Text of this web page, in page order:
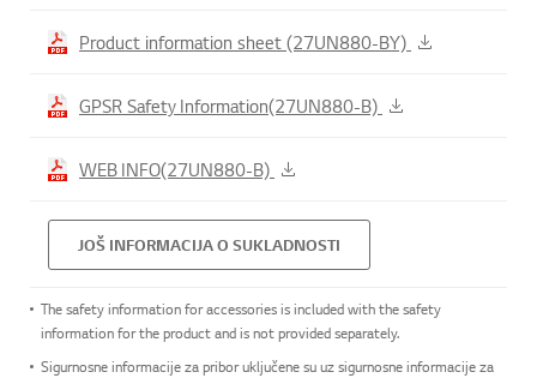
Product information sheet (27UN880-BY)
GPSR Safety Information(27UN880-B)
WEB INFO(27UN880-B)
JOŠ INFORMACIJA O SUKLADNOSTI
The safety information for accessories is included with the safety
information for the product and is not provided separately.
Sigurnosne informacije za pribor uključene su uz sigurnosne informacije za